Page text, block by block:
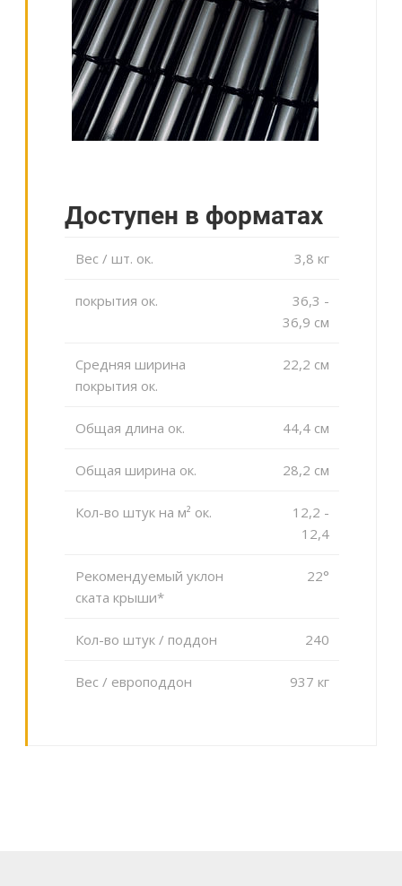
Доступен в форматах
Вес / шт. ок. 3,8 кг
покрытия ок.
36,3 -
36,9 cм
Средняя ширина
покрытия ок.
22,2 cм
Общая длина ок. 44,4 cм
Общая ширина ок. 28,2 cм
Кол-во штук на м² ок.
12,2 -
12,4
Рекомендуемый уклон
ската крыши*
22°
Кол-во штук / поддон 240
Вес / европоддон 937 кг